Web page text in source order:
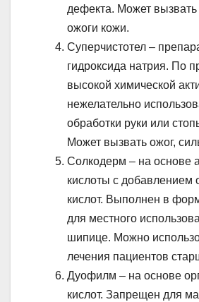
дефекта. Может вызвать
ожоги кожи.
Суперчистотел –
гидроксида натрия. По
высокой химической
нежелательно
обработки руки или
Может вызвать ожог,
Солкодерм – на основе
кислоты с добавлением
кислот. Выполнен в
для местного
шипице. Можно
лечения пациентов
Дуофилм – на основе
кислот. Запрещен для